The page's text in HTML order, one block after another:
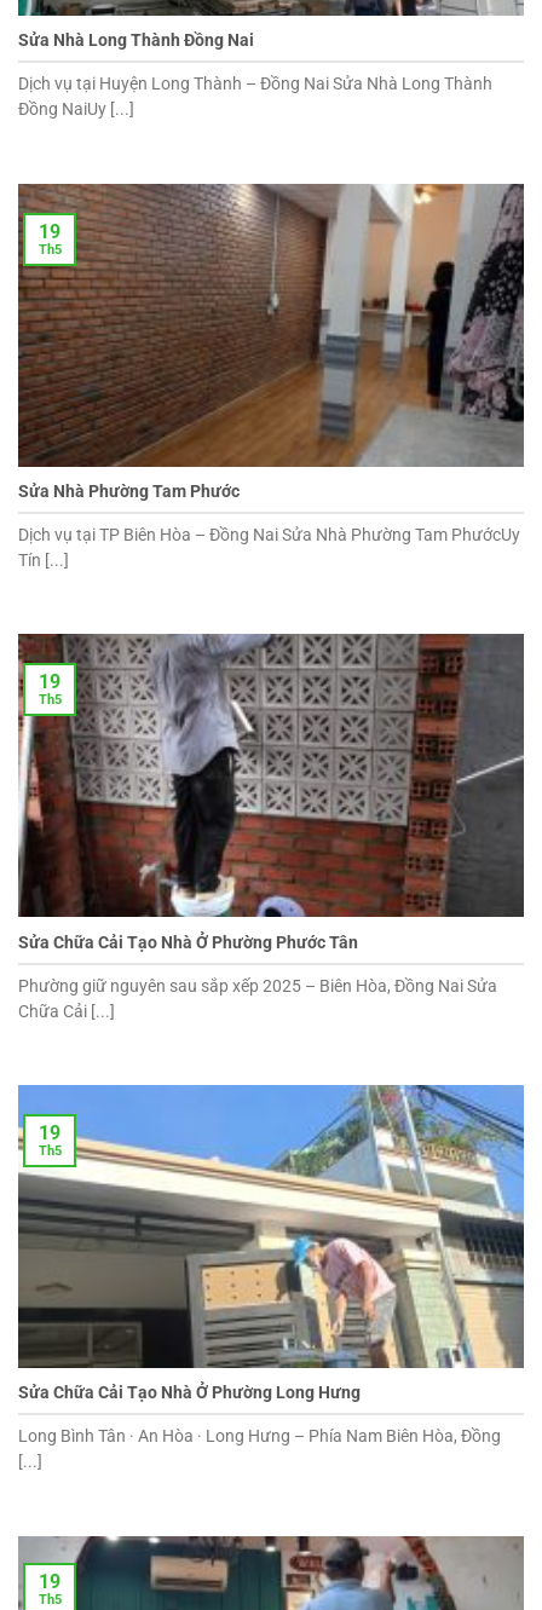
Sửa Nhà Long Thành Đồng Nai
Dịch vụ tại Huyện Long Thành – Đồng Nai Sửa Nhà Long Thành
Đồng NaiUy [...]
Sửa Nhà Phường Tam Phước
Dịch vụ tại TP Biên Hòa – Đồng Nai Sửa Nhà Phường Tam PhướcUy
Tín [...]
19
Th5
Sửa Chữa Cải Tạo Nhà Ở Phường Phước Tân
Phường giữ nguyên sau sắp xếp 2025 – Biên Hòa, Đồng Nai Sửa
Chữa Cải [...]
19
Th5
Sửa Chữa Cải Tạo Nhà Ở Phường Long Hưng
Long Bình Tân · An Hòa · Long Hưng – Phía Nam Biên Hòa, Đồng
[...]
19
Th5
19
Th5